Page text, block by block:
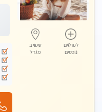
לפרטים
נוספים
עיסוי ב
מגדל